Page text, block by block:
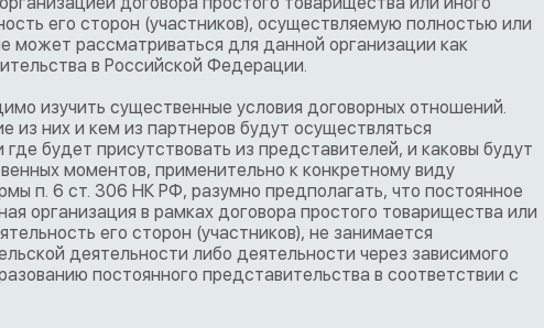
его сторон (участников), осуществляемую полностью или
может рассматриваться для данной организации как
в Российской Федерации.
изучить существенные условия договорных отношений.
из них и кем из партнеров будут осуществляться
будет присутствовать из представителей, и каковы будут
моментов, применительно к конкретному виду
п. 6 ст. 306 НК РФ, разумно предполагать, что постоянное
организация в рамках договора простого товарищества или
его сторон (участников), не занимается
деятельности либо деятельности через зависимого
постоянного представительства в соответствии с